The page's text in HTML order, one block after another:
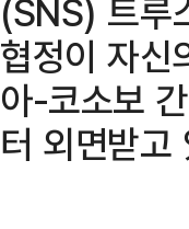
(SNS) 트루
협정이 자신
아-코소보
터 외면받고